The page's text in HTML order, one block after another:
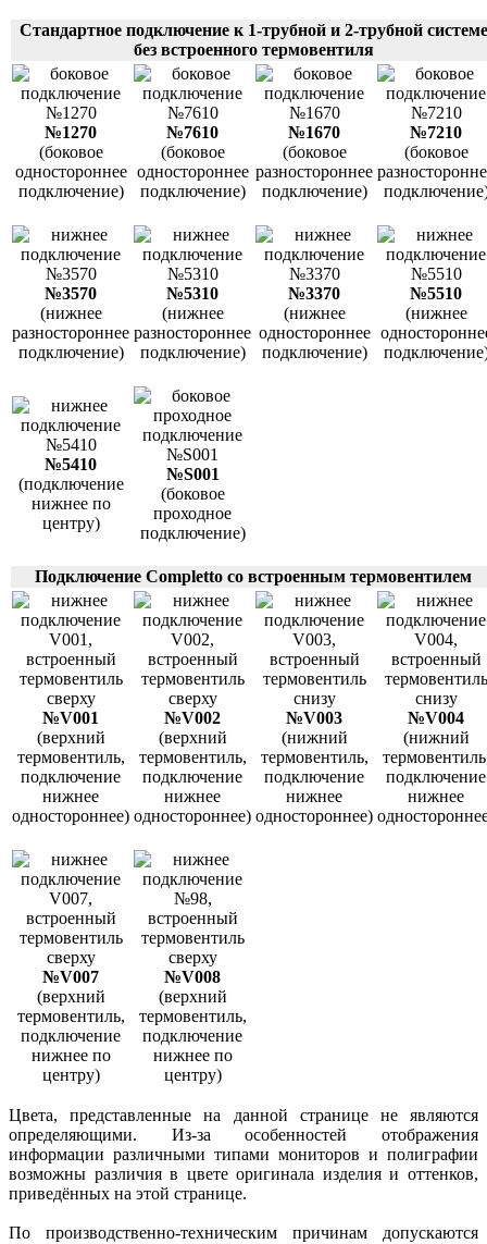
Стандартное подключение к 1-трубной и 2-трубной системе
без встроенного термовентиля
№1270
(боковое
одностороннее
подключение)
№7610
(боковое
одностороннее
подключение)
№1670
(боковое
разностороннее
подключение)
№7210
(боковое
№3570
(нижнее
разностороннее
подключение)
№5310
(нижнее
разностороннее
подключение)
№3370
(нижнее
одностороннее
подключение)
№5510
(нижнее
№5410
(подключение
нижнее по
центру)
№S001
(боковое
проходное
подключение)
Подключение Completto со встроенным термовентилем
№V001
(верхний
термовентиль,
подключение
нижнее
одностороннее)
№V002
(верхний
термовентиль,
подключение
нижнее
одностороннее)
№V003
(нижний
термовентиль,
подключение
нижнее
одностороннее)
№V004
(нижний
подключение
нижнее
№V007
(верхний
термовентиль,
подключение
нижнее по
центру)
№V008
(верхний
термовентиль,
подключение
нижнее по
центру)
Цвета, представленные на данной странице не являются
определяющими. Из-за особенностей отображения
информации различными типами мониторов и полиграфии
возможны различия в цвете оригинала изделия и оттенков,
приведённых на этой странице.
По производственно-техническим причинам допускаются